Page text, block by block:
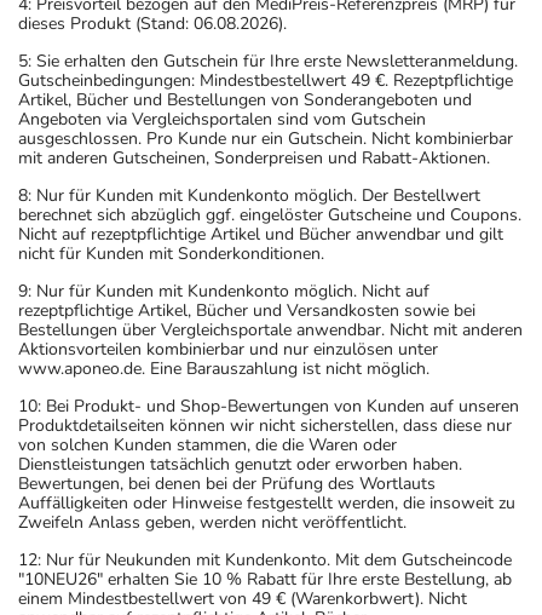
dieses Produkt (Stand: 06.08.2026).
5: Sie erhalten den Gutschein für Ihre erste Newsletteranmeldung.
Gutscheinbedingungen: Mindestbestellwert 49 €. Rezeptpflichtige
Artikel, Bücher und Bestellungen von Sonderangeboten und
Angeboten via Vergleichsportalen sind vom Gutschein
ausgeschlossen. Pro Kunde nur ein Gutschein. Nicht kombinierbar
mit anderen Gutscheinen, Sonderpreisen und Rabatt-Aktionen.
8: Nur für Kunden mit Kundenkonto möglich. Der Bestellwert
berechnet sich abzüglich ggf. eingelöster Gutscheine und Coupons.
Nicht auf rezeptpflichtige Artikel und Bücher anwendbar und gilt
nicht für Kunden mit Sonderkonditionen.
9: Nur für Kunden mit Kundenkonto möglich. Nicht auf
rezeptpflichtige Artikel, Bücher und Versandkosten sowie bei
Bestellungen über Vergleichsportale anwendbar. Nicht mit anderen
Aktionsvorteilen kombinierbar und nur einzulösen unter
www.aponeo.de. Eine Barauszahlung ist nicht möglich.
10: Bei Produkt- und Shop-Bewertungen von Kunden auf unseren
Produktdetailseiten können wir nicht sicherstellen, dass diese nur
von solchen Kunden stammen, die die Waren oder
Dienstleistungen tatsächlich genutzt oder erworben haben.
Bewertungen, bei denen bei der Prüfung des Wortlauts
Auffälligkeiten oder Hinweise festgestellt werden, die insoweit zu
Zweifeln Anlass geben, werden nicht veröffentlicht.
12: Nur für Neukunden mit Kundenkonto. Mit dem Gutscheincode
"10NEU26" erhalten Sie 10 % Rabatt für Ihre erste Bestellung, ab
einem Mindestbestellwert von 49 € (Warenkorbwert). Nicht